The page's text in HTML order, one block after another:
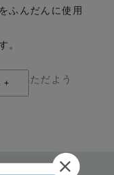
ふんだんに使用
。
級感ただよう
ます。他の繊維よ